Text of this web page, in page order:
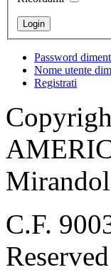
Password
Nome utente
Registrati
C.F.
Reserved